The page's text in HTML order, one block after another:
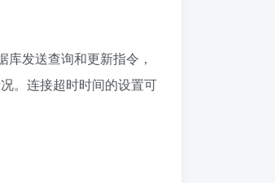
发送查询和更新指令，
。连接超时时间的设置可